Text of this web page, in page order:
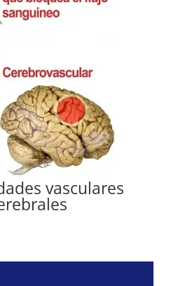
vasculares